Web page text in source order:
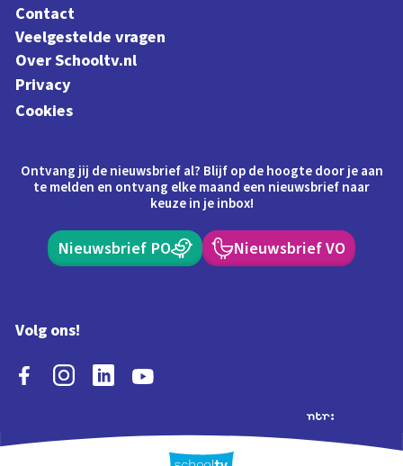
Contact
Veelgestelde vragen
Over Schooltv.nl
Privacy
Cookies
Ontvang jij de nieuwsbrief al? Blijf op de hoogte door je aan
te melden en ontvang elke maand een nieuwsbrief naar
keuze in je inbox!
Nieuwsbrief PO Nieuwsbrief VO
Volg ons!